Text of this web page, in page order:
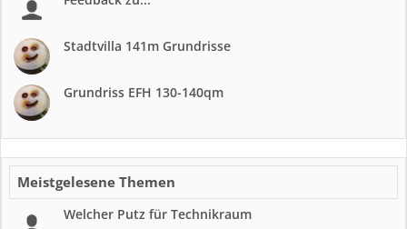
Stadtvilla 141m Grundrisse
Grundriss EFH 130-140qm
Meistgelesene Themen
Welcher Putz für Technikraum